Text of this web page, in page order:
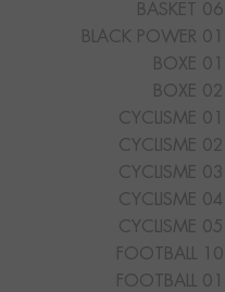
BASKET 06
BLACK POWER 01
BOXE 01
BOXE 02
CYCLISME 01
CYCLISME 02
CYCLISME 03
CYCLISME 04
CYCLISME 05
FOOTBALL 10
FOOTBALL 01